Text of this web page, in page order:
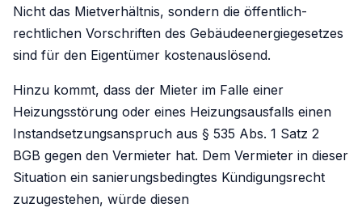
Nicht das Mietverhältnis, sondern die öffentlich-
rechtlichen Vorschriften des Gebäudeenergiegesetzes
sind für den Eigentümer kostenauslösend.
Hinzu kommt, dass der Mieter im Falle einer
Heizungsstörung oder eines Heizungsausfalls einen
Instandsetzungsanspruch aus § 535 Abs. 1 Satz 2
BGB gegen den Vermieter hat. Dem Vermieter in dieser
Situation ein sanierungsbedingtes Kündigungsrecht
zuzugestehen, würde diesen